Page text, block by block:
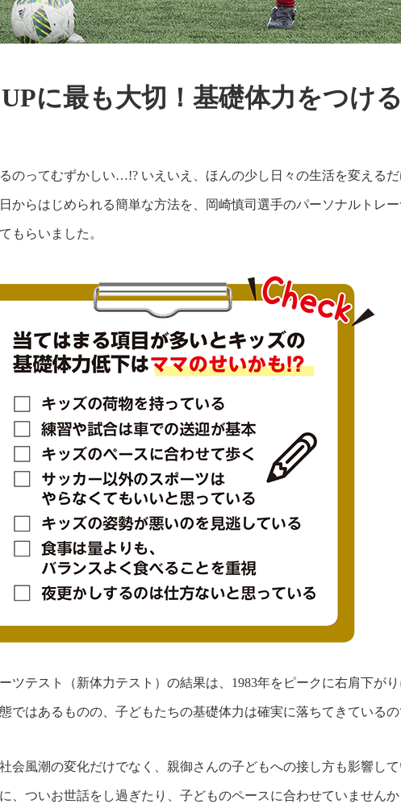
に最も大切！基礎体力をつけ
のってむずかしい…!? いえいえ、ほんの少し日々の生活を変える
からはじめられる簡単な方法を、岡崎慎司選手のパーソナルトレ
もらいました。
ツテスト（新体力テスト）の結果は、1983年をピークに右肩下が
ではあるものの、子どもたちの基礎体力は確実に落ちてきているの
会風潮の変化だけでなく、親御さんの子どもへの接し方も影響し
、ついお世話をし過ぎたり、子どものペースに合わせていません